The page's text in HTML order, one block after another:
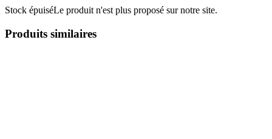
Stock épuiséLe produit n'est plus proposé sur notre site.
Produits similaires